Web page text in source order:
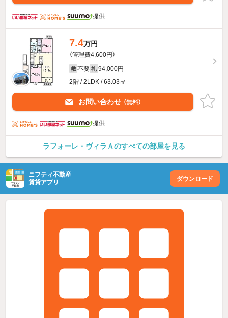
提供
7.4万円
（管理費4,600円）
敷 不要 礼 94,000円
2階 / 2LDK / 63.03㎡
お問い合わせ （無料）
提供
ラフォーレ・ヴィラＡのすべての部屋を見る
ニフティ不動産
賃貸アプリ
ダウンロード